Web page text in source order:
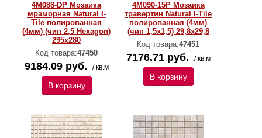
4M088-DP Мозаика
мраморная Natural I-
Тilе полированная
(4мм) (чип 2,5 Hexagon)
295x280
Код товара:47450
9184.09 руб. / кв.м
В корзину
4M090-15P Мозаика
травертин Natural I-Тilе
полированная (4мм)
(чип 1,5x1,5) 29,8х29,8
Код товара:47451
7176.71 руб. / кв.м
В корзину